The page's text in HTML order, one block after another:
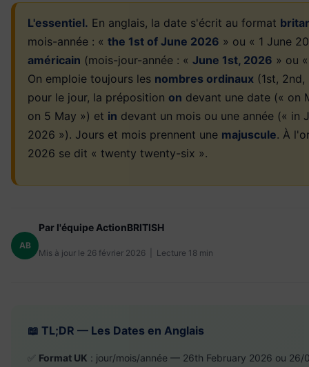
L'essentiel. En anglais, la date s'écrit au format
mois-année : « the 1st of June 2026 » ou « 1 June
américain (mois-jour-année : « June 1st, 2026 » ou
On emploie toujours les nombres ordinaux (1st,
pour le jour, la préposition on devant une date (« on
on 5 May ») et in devant un mois ou une année (« in
2026 »). Jours et mois prennent une majuscule. À
2026 se dit « twenty twenty-six ».
AB
Par l'équipe ActionBRITISH
Mis à jour le 26 février 2026 | Lecture 18 min
📖 TL;DR — Les Dates en Anglais
✅ Format UK : jour/mois/année — 26th February 2026 ou 26/